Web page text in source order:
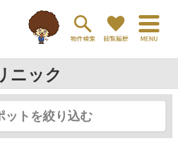
ニック
ットを絞り込む